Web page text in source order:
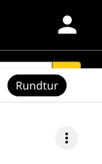
person
search
more_vert
Rundtur